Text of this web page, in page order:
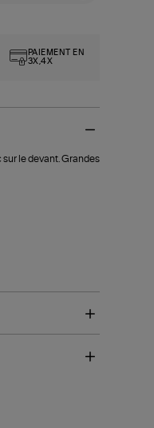
PAIEMENT EN
3X,4X
le devant. Grandes